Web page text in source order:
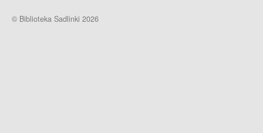
© Biblioteka Sadlinki 2026